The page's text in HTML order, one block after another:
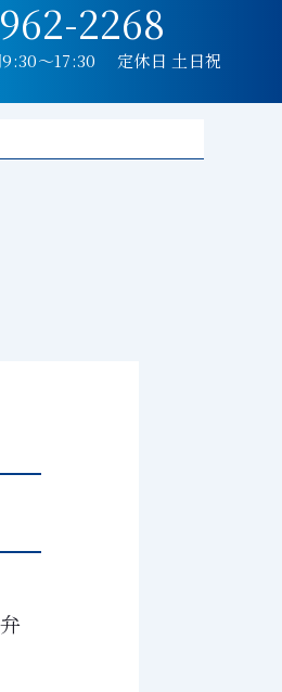
2268
9:30〜17:30 定休日 土日祝